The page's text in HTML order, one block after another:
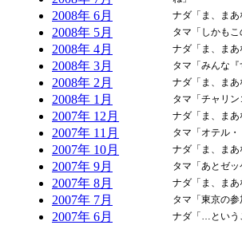
2008年 6月
2008年 5月
2008年 4月
2008年 3月
2008年 2月
2008年 1月
2007年 12月
2007年 11月
2007年 10月
2007年 9月
2007年 8月
2007年 7月
2007年 6月
ナダ「ま、まあ
タマ「しかも
ナダ「ま、まあ
タマ「みんな『
ナダ「ま、まあ
タマ「チャリ
ナダ「ま、まあ
タマ「オテル
ナダ「ま、まあ
タマ「あとゼ
ナダ「ま、まあ
タマ「東京の
ナダ「…という